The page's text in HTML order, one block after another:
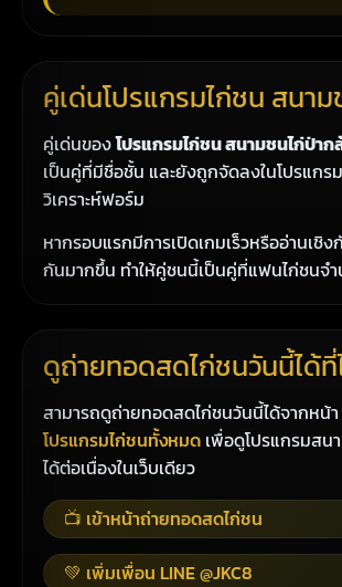
คู่เด่นโปรแกรมไก่ชน สนา
คู่เด่นของโปรแกรมไก่ชน สนามชนไก่ป่า
เป็นคู่ที่มีชื่อชั้น และยังถูกจัดลงในโปรแกร
วิเคราะห์ฟอร์ม
หากรอบแรกมีการเปิดเกมเร็วหรืออ่านเชิ
กันมากขึ้น ทำให้คู่ชนนี้เป็นคู่ที่แฟนไก่ชนจ
ดูถ่ายทอดสดไก่ชนวันนี้ได้ที่
สามารถดูถ่ายทอดสดไก่ชนวันนี้ได้จากหน้า
โปรแกรมไก่ชนทั้งหมด เพื่อดูโปรแกรมส
ได้ต่อเนื่องในเว็บเดียว
📺 เข้าหน้าถ่ายทอดสดไก่ชน
💚 เพิ่มเพื่อน LINE @JKC8